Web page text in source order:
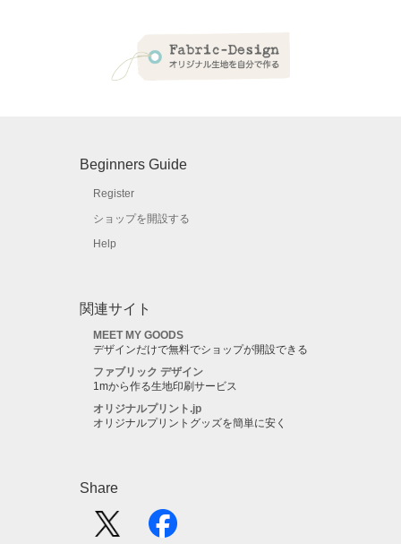
Beginners Guide
Register
ショップを開設する
Help
関連サイト
MEET MY GOODS
デザインだけで無料でショップが開設できる
ファブリック デザイン
1mから作る生地印刷サービス
オリジナルプリント.jp
オリジナルプリントグッズを簡単に安く
Share